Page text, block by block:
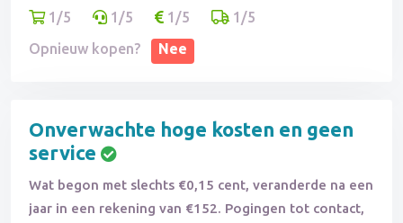
1/5
1/5 1/5
1/5
Opnieuw kopen?
Nee
Onverwachte hoge kosten en geen
service
Wat begon met slechts €0,15 cent, veranderde na een
jaar in een rekening van €152. Pogingen tot contact,